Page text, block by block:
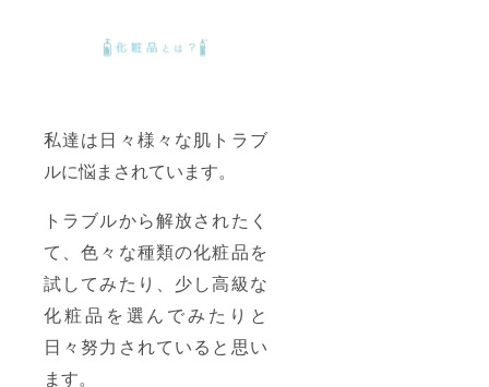
私達は日々様々な肌トラブ
ルに悩まされています。
トラブルから解放されたく
て、色々な種類の化粧品を
試してみたり、少し高級な
化粧品を選んでみたりと
日々努力されていると思い
ます。